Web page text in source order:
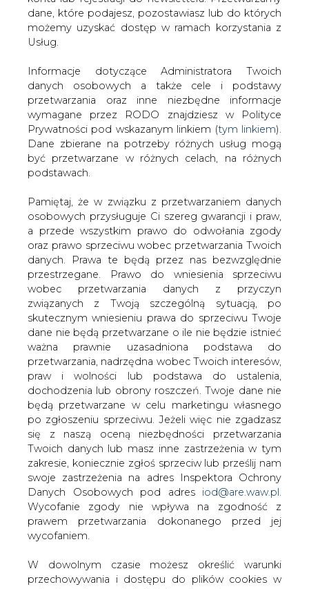
Informacje dotyczące Administratora Twoich
danych osobowych a także cele i podstawy
przetwarzania oraz inne niezbędne informacje
Prywatności pod wskazanym linkiem (tym linkiem).
Dane zbierane na potrzeby różnych usług mogą
być przetwarzane w różnych celach, na różnych
podstawach.
Pamiętaj, że w związku z przetwarzaniem danych
osobowych przysługuje Ci szereg gwarancji i praw,
a przede wszystkim prawo do odwołania zgody
danych. Prawa te będą przez nas bezwzględnie
przestrzegane. Prawo do wniesienia sprzeciwu
wobec przetwarzania danych z przyczyn
związanych z Twoją szczególną sytuacją, po
skutecznym wniesieniu prawa do sprzeciwu Twoje
dane nie będą przetwarzane o ile nie będzie istnieć
ważna prawnie uzasadniona podstawa do
przetwarzania, nadrzędna wobec Twoich interesów,
praw i wolności lub podstawa do ustalenia,
dochodzenia lub obrony roszczeń. Twoje dane nie
będą przetwarzane w celu marketingu własnego
po zgłoszeniu sprzeciwu. Jeżeli więc nie zgadzasz
się z naszą oceną niezbędności przetwarzania
Twoich danych lub masz inne zastrzeżenia w tym
zakresie, koniecznie zgłoś sprzeciw lub prześlij nam
swoje zastrzeżenia na adres Inspektora Ochrony
Danych Osobowych pod adresiod@are.waw.pl.
Wycofanie zgody nie wpływa na zgodność z
prawem przetwarzania dokonanego przed jej
wycofaniem.
W dowolnym czasie możesz określić warunki
przechowywania i dostępu do plików cookies w
ustawieniach przeglądarki internetowej.
Jeśli zgadzasz się na wykorzystanie technologii
plików cookies wystarczy kliknąć poniższy przycisk
drukuj
skomentuj
Komunikat OSP w sprawie
spotkania nt. redysponowania
nierynkowego OZE dla potrzeb
bilansowania krajowego systemu
elektroenergetycznego (KSE)
W związku z utrzymującą się koniecznością dokonywania
przez operatora systemu przesyłowego redysponowania
nierynkowego źródeł OZE w celu bilansowania KSE, OSP
zaprasza właścicieli oraz operatorów redysponowanych
zasobów na spotkanie poświęcone bieżącym zasadom
redysponowania nierynkowego oraz planowanym ich
modyfikacjom.